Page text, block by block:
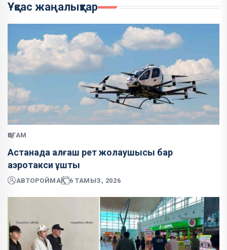
Ұқсас жаңалықтар
ҚОҒАМ
Астанада алғаш рет жолаушысы бар
аэротакси ұшты
АВТОРОЙМАҚ 6 ТАМЫЗ, 2026